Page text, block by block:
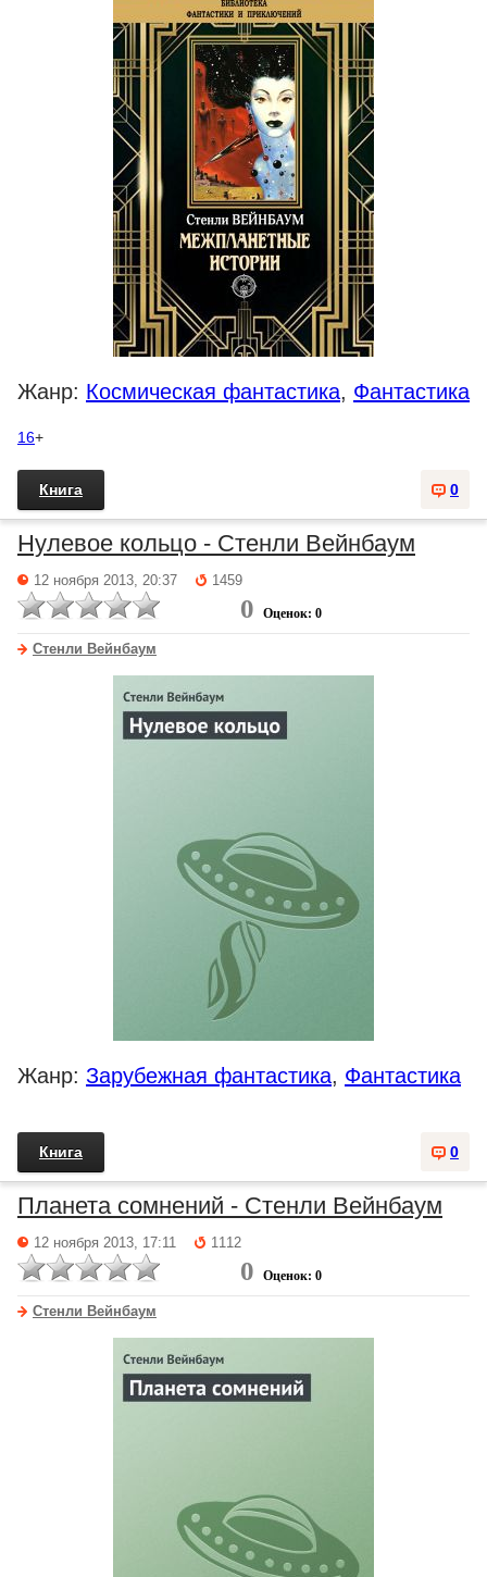
Жанр: Космическая фантастика, Фантастика
16+
0
Книга
Нулевое кольцо - Стенли Вейнбаум
12 ноября 2013, 20:37 1459
0 Оценок: 0
Стенли Вейнбаум
Жанр: Зарубежная фантастика, Фантастика
0
Книга
Планета сомнений - Стенли Вейнбаум
12 ноября 2013, 17:11 1112
0 Оценок: 0
Стенли Вейнбаум